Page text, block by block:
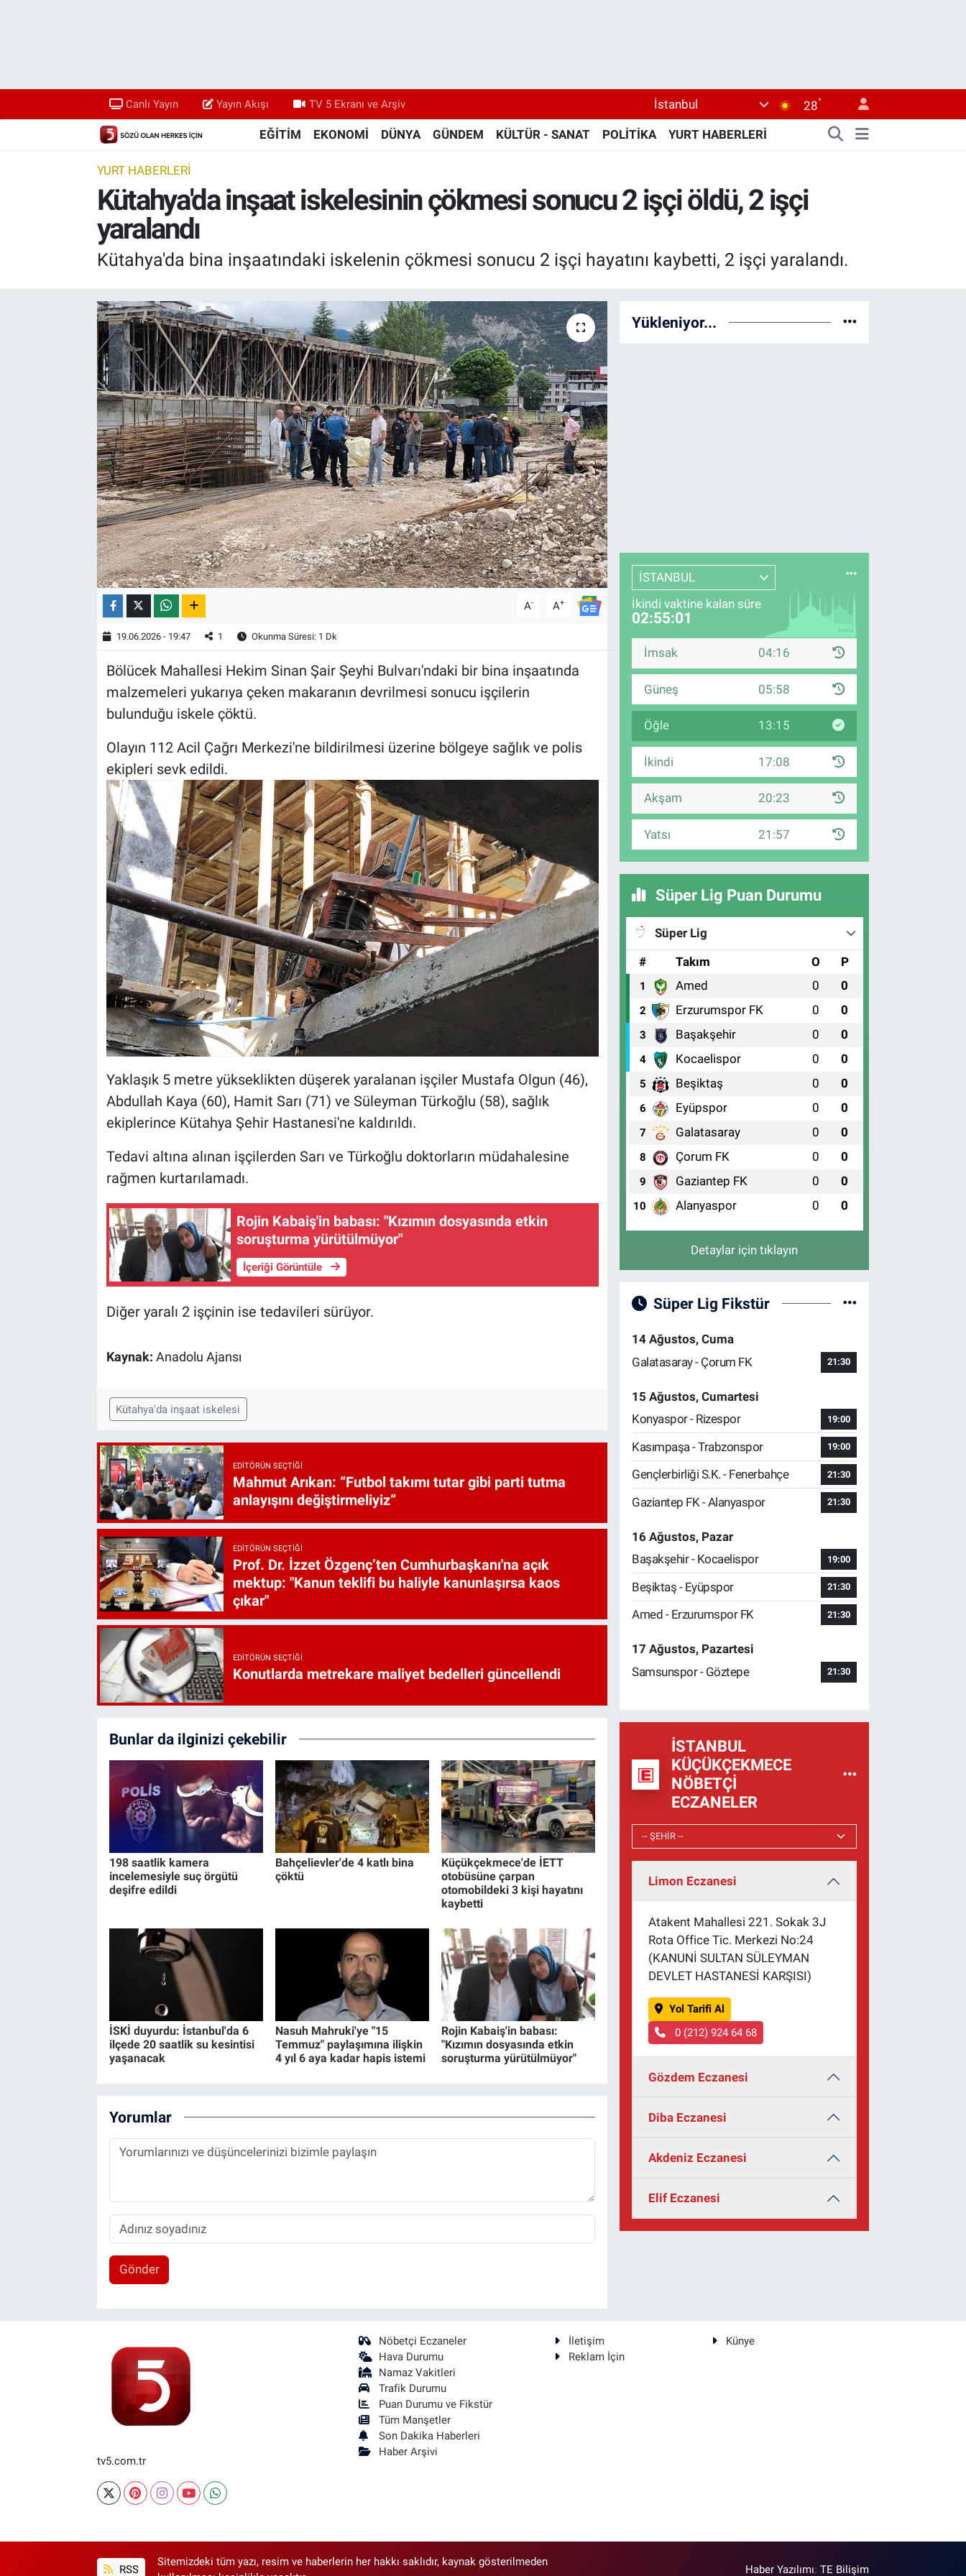
Canlı Yayın Yayın Akışı TV 5 Ekranı ve Arşiv İstanbul 28°
EĞİTİM EKONOMİ DÜNYA GÜNDEM KÜLTÜR - SANAT POLİTİKA YURT HABERLERİ
YURT HABERLERİ
Kütahya'da inşaat iskelesinin çökmesi sonucu 2 işçi öldü, 2 işçi
yaralandı
Kütahya'da bina inşaatındaki iskelenin çökmesi sonucu 2 işçi hayatını kaybetti, 2 işçi yaralandı.
A- A+
19.06.2026 - 19:47 1 Okunma Süresi: 1 Dk
Bölücek Mahallesi Hekim Sinan Şair Şeyhi Bulvarı'ndaki bir bina inşaatında
malzemeleri yukarıya çeken makaranın devrilmesi sonucu işçilerin
bulunduğu iskele çöktü.
Olayın 112 Acil Çağrı Merkezi'ne bildirilmesi üzerine bölgeye sağlık ve polis
ekipleri sevk edildi.
Yaklaşık 5 metre yükseklikten düşerek yaralanan işçiler Mustafa Olgun (46),
Abdullah Kaya (60), Hamit Sarı (71) ve Süleyman Türkoğlu (58), sağlık
ekiplerince Kütahya Şehir Hastanesi'ne kaldırıldı.
Tedavi altına alınan işçilerden Sarı ve Türkoğlu doktorların müdahalesine
rağmen kurtarılamadı.
Rojin Kabaiş'in babası: "Kızımın dosyasında etkin
soruşturma yürütülmüyor"
İçeriği Görüntüle
Diğer yaralı 2 işçinin ise tedavileri sürüyor.
Kaynak: Anadolu Ajansı
Kütahya'da inşaat iskelesi
EDITÖRÜN SEÇTIĞI
Mahmut Arıkan: “Futbol takımı tutar gibi parti tutma
anlayışını değiştirmeliyiz”
EDITÖRÜN SEÇTIĞI
Prof. Dr. İzzet Özgenç’ten Cumhurbaşkanı'na açık
mektup: "Kanun teklifi bu haliyle kanunlaşırsa kaos
çıkar"
EDITÖRÜN SEÇTIĞI
Konutlarda metrekare maliyet bedelleri güncellendi
Bunlar da ilginizi çekebilir
198 saatlik kamera
incelemesiyle suç örgütü
deşifre edildi
Bahçelievler'de 4 katlı bina
çöktü
Küçükçekmece'de İETT
otobüsüne çarpan
otomobildeki 3 kişi hayatını
kaybetti
İSKİ duyurdu: İstanbul'da 6
ilçede 20 saatlik su kesintisi
yaşanacak
Nasuh Mahruki'ye "15
Temmuz" paylaşımına ilişkin
4 yıl 6 aya kadar hapis istemi
Rojin Kabaiş'in babası:
"Kızımın dosyasında etkin
soruşturma yürütülmüyor"
Yorumlar
Gönder
Yükleniyor...
İSTANBUL
İkindi vaktine kalan süre
02:55:00
İmsak 04:16
Güneş 05:58
Öğle 13:15
İkindi 17:08
Akşam 20:23
Yatsı 21:57
Süper Lig Puan Durumu
Süper Lig
#
Takım O P
1 Amed 0 0
2 Erzurumspor FK 0 0
3 Başakşehir 0 0
4 Kocaelispor 0 0
5 Beşiktaş 0 0
6 Eyüpspor 0 0
7 Galatasaray 0 0
8 Çorum FK 0 0
9 Gaziantep FK 0 0
10 Alanyaspor 0 0
Detaylar için tıklayın
Süper Lig Fikstür
14 Ağustos, Cuma
Galatasaray - Çorum FK
21:30
15 Ağustos, Cumartesi
Konyaspor - Rizespor
19:00
Kasımpaşa - Trabzonspor 19:00
Gençlerbirliği S.K. - Fenerbahçe 21:30
Gaziantep FK - Alanyaspor 21:30
16 Ağustos, Pazar
Başakşehir - Kocaelispor
19:00
Beşiktaş - Eyüpspor 21:30
Amed - Erzurumspor FK 21:30
17 Ağustos, Pazartesi
Samsunspor - Göztepe
21:30
İSTANBUL
KÜÇÜKÇEKMECE
NÖBETÇI
ECZANELER
Limon Eczanesi
Atakent Mahallesi 221. Sokak 3J
Rota Office Tic. Merkezi No:24
(KANUNİ SULTAN SÜLEYMAN
DEVLET HASTANESİ KARŞISI)
Yol Tarifi Al
0 (212) 924 64 68
Gözdem Eczanesi
Diba Eczanesi
Akdeniz Eczanesi
Elif Eczanesi
tv5.com.tr
Nöbetçi Eczaneler
Hava Durumu
Namaz Vakitleri
Trafik Durumu
Puan Durumu ve Fikstür
Tüm Manşetler
Son Dakika Haberleri
Haber Arşivi
İletişim
Künye
Reklam İçin
RSS
Sitemizdeki tüm yazı, resim ve haberlerin her hakkı saklıdır, kaynak gösterilmeden
Haber Yazılımı:TE Bilişim
Yayın Akışı
TV 5 Ekranı ve Arşiv